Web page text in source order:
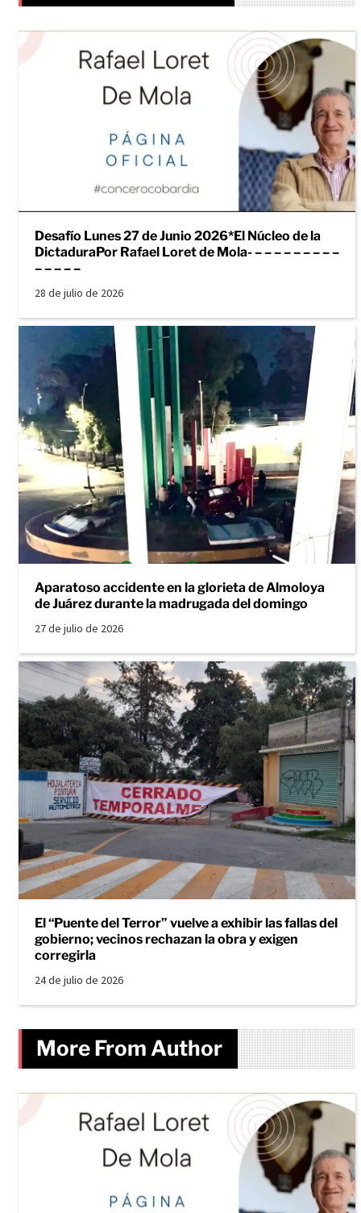
Desafío Lunes 27 de Junio 2026*El Núcleo de la
DictaduraPor Rafael Loret de Mola- – – – – – – – – –
– – – – –
28 de julio de 2026
Aparatoso accidente en la glorieta de Almoloya
de Juárez durante la madrugada del domingo
27 de julio de 2026
El “Puente del Terror” vuelve a exhibir las fallas del
gobierno; vecinos rechazan la obra y exigen
corregirla
24 de julio de 2026
More From Author